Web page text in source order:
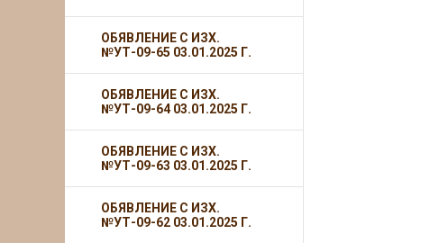
ОБЯВЛЕНИЕ С ИЗХ.
№УТ-09-65 03.01.2025 Г.
ОБЯВЛЕНИЕ С ИЗХ.
№УТ-09-64 03.01.2025 Г.
ОБЯВЛЕНИЕ С ИЗХ.
№УТ-09-63 03.01.2025 Г.
ОБЯВЛЕНИЕ С ИЗХ.
№УТ-09-62 03.01.2025 Г.